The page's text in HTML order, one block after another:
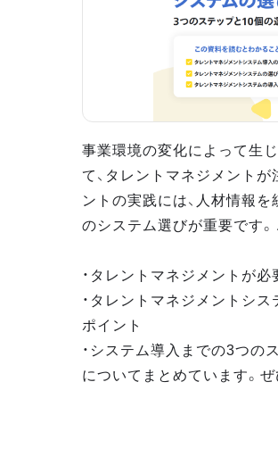
事業環境の変化によって生
て、タレントマネジメント
ントの実践には、人材情報
のシステム選びが重要です。
・タレントマネジメントが
・タレントマネジメントシ
ポイント
・システム導入までの3つの
についてまとめています。